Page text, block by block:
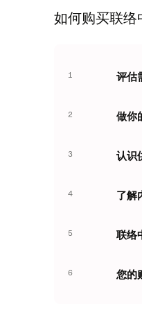
如何购买联络
1 评估
2 做你
3 认识
4 了解
5 联络
6 您的